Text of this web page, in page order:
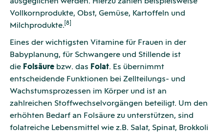
Vollkornprodukte, Obst, Gemüse, Kartoffeln und
Milchprodukte. [8]
Eines der wichtigsten Vitamine für Frauen in der
Babyplanung, für Schwangere und Stillende ist
die Folsäure bzw. das Folat. Es übernimmt
entscheidende Funktionen bei Zellteilungs- und
Wachstumsprozessen im Körper und ist an
zahlreichen Stoffwechselvorgängen beteiligt. Um den
erhöhten Bedarf an Folsäure zu unterstützen, sind
folatreiche Lebensmittel wie z.B. Salat, Spinat, Brokkoli